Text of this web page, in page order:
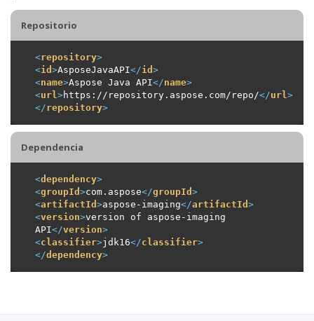
Repositorio
<repository>
<id >AsposeJavaAPI</id >
<name>Aspose Java API</name>
<url >https://repository.aspose.com/repo/</url >
</repository>
Dependencia
<dependency>
<groupId >com.aspose</groupId >
<artifactId >aspose-imaging</artifactId >
<version>version of aspose-imaging
API</version>
<classifier>jdk16</classifier>
</dependency>